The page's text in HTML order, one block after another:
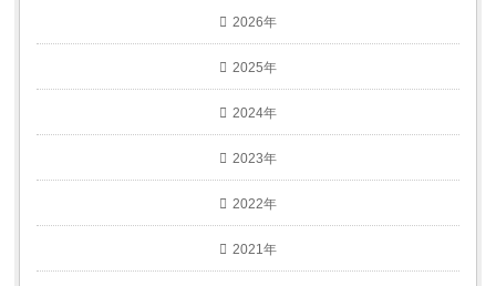
2026年
2025年
2024年
2023年
2022年
2021年